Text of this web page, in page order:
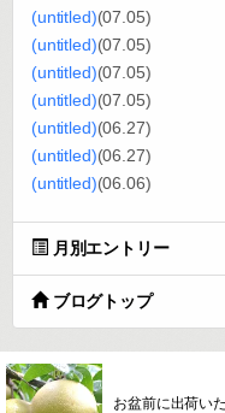
(untitled)(07.05)
(untitled)(07.05)
(untitled)(07.05)
(untitled)(07.05)
(untitled)(06.27)
(untitled)(06.27)
(untitled)(06.06)
月別エントリー
ブログトップ
お盆前に出荷い